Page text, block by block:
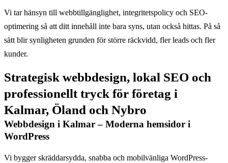
Vi tar hänsyn till webbtillgänglighet, integritetspolicy och SEO-
optimering så att ditt innehåll inte bara syns, utan också hittas. På så
sätt blir synligheten grunden för större räckvidd, fler leads och fler
kunder.
Strategisk webbdesign, lokal SEO och
professionellt tryck för företag i
Kalmar, Öland och Nybro
Webbdesign i Kalmar – Moderna hemsidor i
WordPress
Vi bygger skräddarsydda, snabba och mobilvänliga WordPress-